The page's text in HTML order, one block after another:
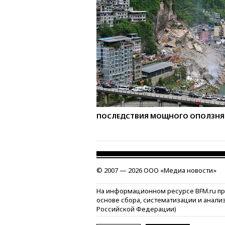
ПОСЛЕДСТВИЯ МОЩНОГО ОПОЛЗНЯ
© 2007 — 2026 ООО «Медиа новости»
На информационном ресурсе BFM.ru
основе сбора, систематизации и
Российской Федерации)